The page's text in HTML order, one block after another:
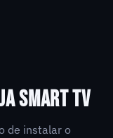
SMART TV
de instalar o